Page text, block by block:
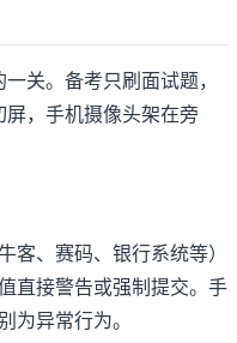
关。备考只刷面试题，
，手机摄像头架在旁
客、赛码、银行系统等）
直接警告或强制提交。手
为异常行为。